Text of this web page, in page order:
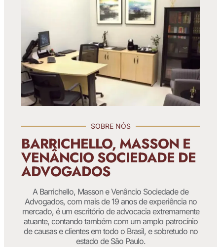
SOBRE NÓS
BARRICHELLO, MASSON E
VENÂNCIO SOCIEDADE DE
ADVOGADOS
A Barrichello, Masson e Venâncio Sociedade de
Advogados, com mais de 19 anos de experiência no
mercado, é um escritório de advocacia extremamente
atuante, contando também com um amplo patrocínio
de causas e clientes em todo o Brasil, e sobretudo no
estado de São Paulo.